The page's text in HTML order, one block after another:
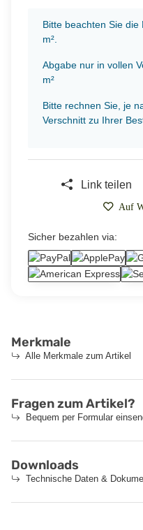
x
Bitte beachten Sie
m².
Abgabe nur in vollen
m²
Bitte rechnen Sie, je
Verschnitt zu Ihrer
Link teilen
Auf
Sicher bezahlen via:
Merkmale
Alle Merkmale zum Artikel
Fragen zum Artikel?
Bequem per Formular
Downloads
Technische Daten &